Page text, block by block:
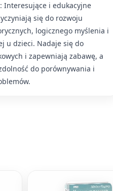
Interesujące i edukacyjne
się do rozwoju
logicznego myślenia i
u dzieci. Nadaje się do
i zapewniają zabawę, a
do porównywania i